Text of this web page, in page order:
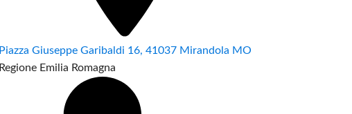
Piazza Giuseppe Garibaldi 16, 41037 Mirandola MO
Regione Emilia Romagna